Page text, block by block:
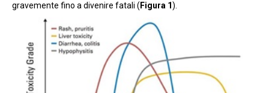
gravemente fino a divenire fatali ( Figura 1).